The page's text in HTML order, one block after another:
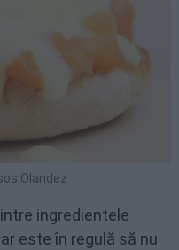
Olandez
ingredientele
este în regulă să nu